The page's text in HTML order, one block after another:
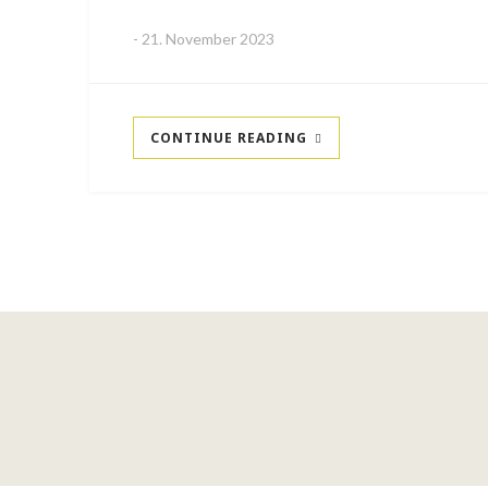
- 21. November 2023
CONTINUE READING